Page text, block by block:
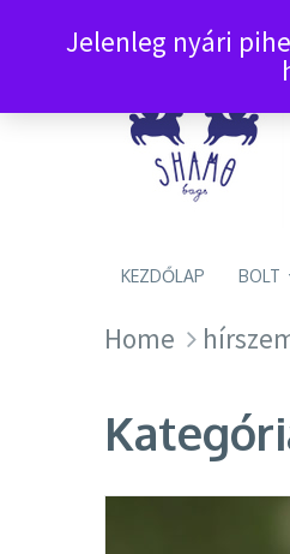
KEZDŐLAP BOLT
Home
Jelenleg nyári